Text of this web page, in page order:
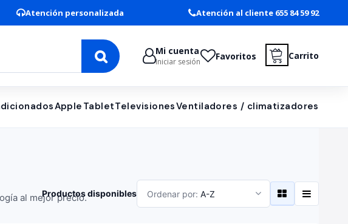
Atención personalizada Atención al cliente 655 84 59 92
Mi cuenta
Iniciar sesión Favoritos Carrito
Apple TabletTelevisionesVentiladores / climatizadores
al mejor precio.
Productos disponibles Ordenar por: A-Z